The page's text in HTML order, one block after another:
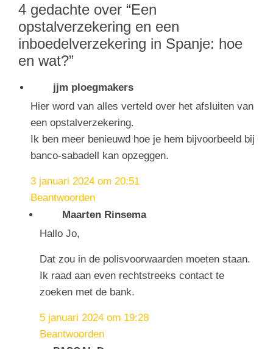
4 gedachte over “Een
opstalverzekering en een
inboedelverzekering in Spanje: hoe
en wat?”
jjm ploegmakers
Hier word van alles verteld over het afsluiten van
een opstalverzekering.
Ik ben meer benieuwd hoe je hem bijvoorbeeld bij
banco-sabadell kan opzeggen.
3 januari 2024 om 20:51
Beantwoorden
Maarten Rinsema
Hallo Jo,
Dat zou in de polisvoorwaarden moeten staan.
Ik raad aan even rechtstreeks contact te
zoeken met de bank.
5 januari 2024 om 19:28
Beantwoorden